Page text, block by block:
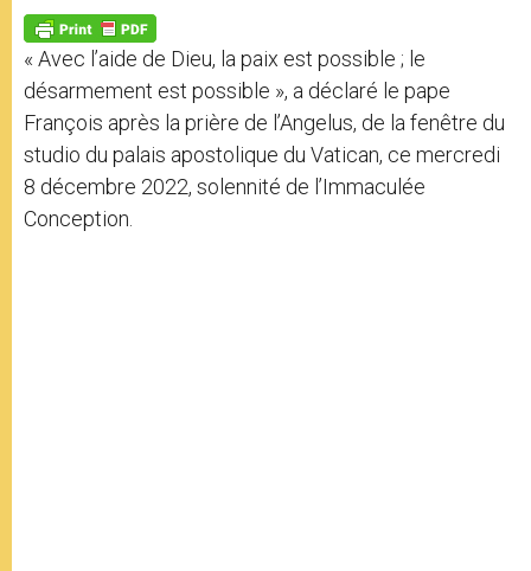
p
p
g
e
r
o
k
« Avec l’aide de Dieu, la paix est possible ; le
désarmement est possible », a déclaré le pape
François après la prière de l’Angelus, de la fenêtre du
studio du palais apostolique du Vatican, ce mercredi
8 décembre 2022, solennité de l’Immaculée
Conception.